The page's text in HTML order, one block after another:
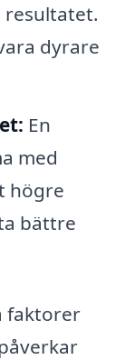
resultatet.
dyrare
En
med
högre
bättre
faktorer